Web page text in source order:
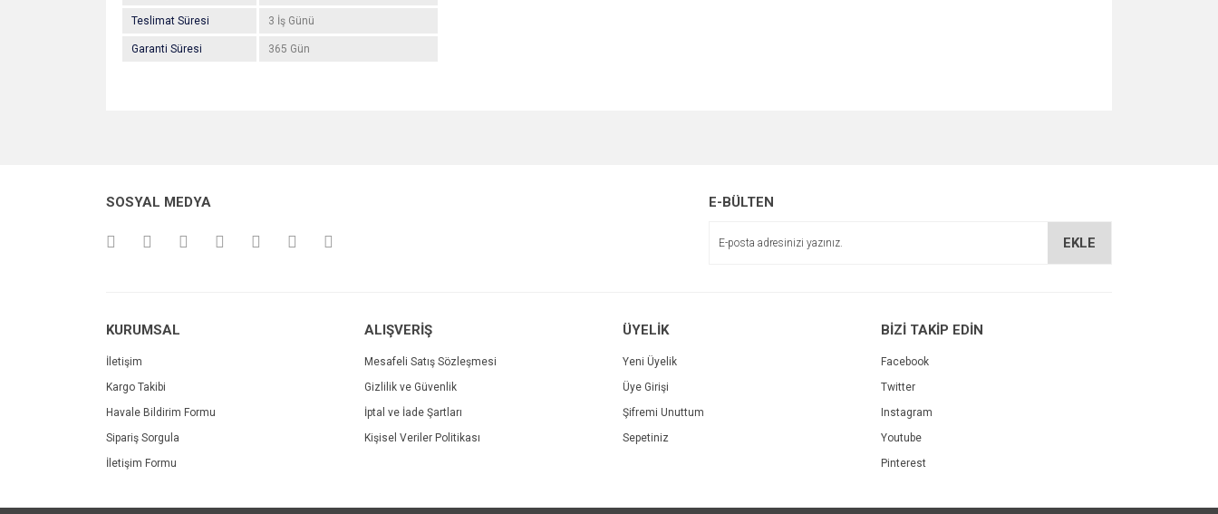
Teslimat Süresi 3 İş Günü
Garanti Süresi 365 Gün
Ürün açıklamasında eksik bilgiler bulunuyor.
SOSYAL MEDYA E-BÜLTEN
EKLE
KURUMSAL
İletişim
Kargo Takibi
Havale Bildirim Formu
Sipariş Sorgula
İletişim Formu
ALIŞVERİŞ
Mesafeli Satış Sözleşmesi
Gizlilik ve Güvenlik
İptal ve İade Şartları
Kişisel Veriler Politikası
ÜYELİK
Yeni Üyelik
Üye Girişi
Şifremi Unuttum
Sepetiniz
BİZİ TAKİP EDİN
Facebook
Twitter
Instagram
Youtube
Pinterest